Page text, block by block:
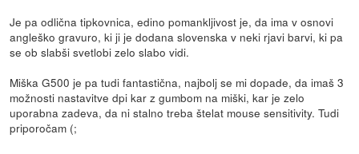
Je pa odlična tipkovnica, edino pomankljivost je, da ima v osnovi
angleško gravuro, ki ji je dodana slovenska v neki rjavi barvi, ki pa
se ob slabši svetlobi zelo slabo vidi.
Miška G500 je pa tudi fantastična, najbolj se mi dopade, da imaš 3
možnosti nastavitve dpi kar z gumbom na miški, kar je zelo
uporabna zadeva, da ni stalno treba štelat mouse sensitivity. Tudi
priporočam (;